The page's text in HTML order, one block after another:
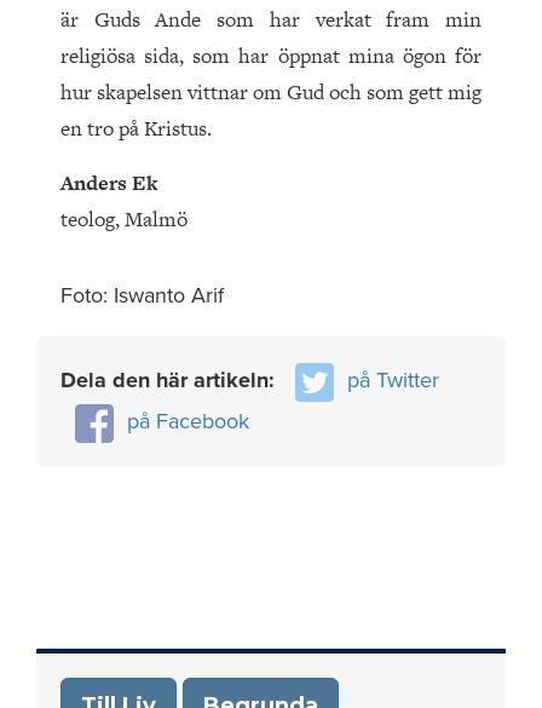
är Guds Ande som har verkat fram min
religiösa sida, som har öppnat mina ögon för
hur skapelsen vittnar om Gud och som gett mig
en tro på Kristus.
Anders Ek
teolog, Malmö
Foto: Iswanto Arif
Dela den här artikeln:
på Twitter
på Facebook